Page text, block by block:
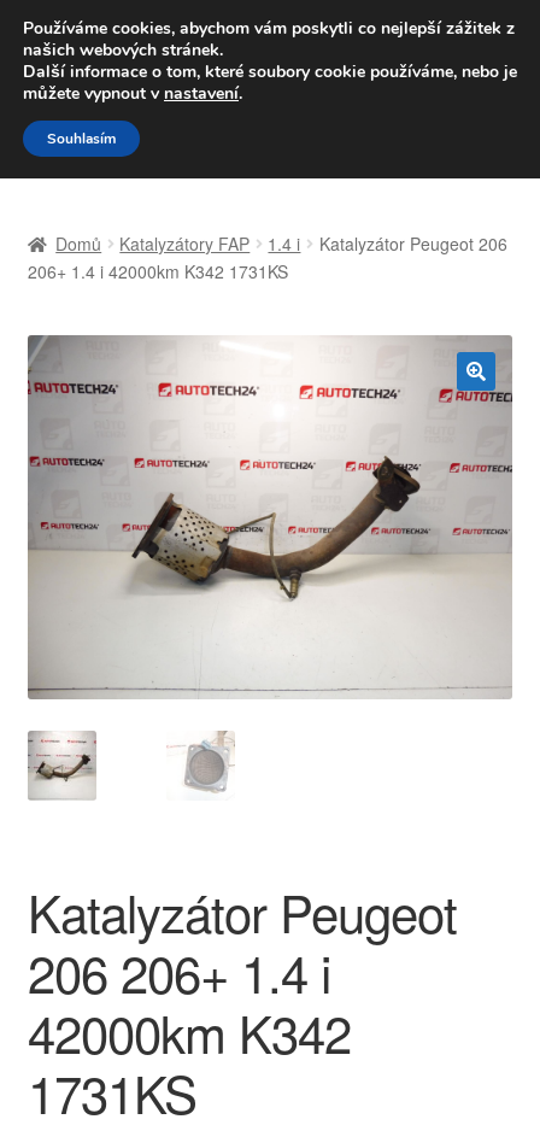
DOPRAVA od 139,-Kč
Volejte po-pá 9-16 704 494 494
Přeskočit
na
navigaci
Přejít
k
obsahu
Celosvětová doprava
Kontakt
Košík
Můj účet
Platby
Reklamace
Reklamační řád
Vrakoviště Citroën
Domů Katalyzátory FAP 1.4 i
Katalyzátor Peugeot 206
206+ 1.4 i 42000km K342 1731KS
🔍
Katalyzátor Peugeot
206 206+ 1.4 i
42000km K342
1731KS
Používáme cookies, abychom vám poskytli co nejlepší zážitek z
našich webových stránek.
Další informace o tom, které soubory cookie používáme, nebo je
můžete vypnout v nastavení.
Souhlasím